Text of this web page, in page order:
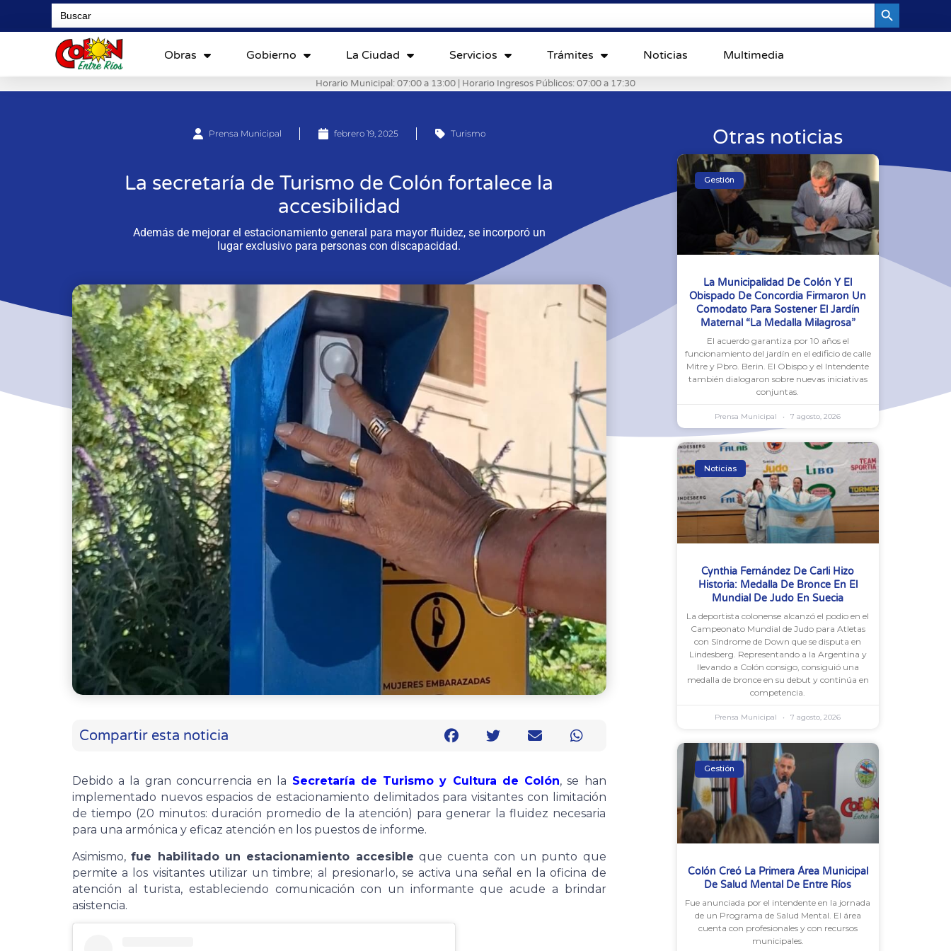
Search
for:
Obras Gobierno La Ciudad Servicios Trámites Noticias Multimedia
Horario Municipal: 07:00 a 13:00 | Horario Ingresos Públicos: 07:00 a 17:30
Prensa Municipal febrero 19, 2025 Turismo
La secretaría de Turismo de Colón fortalece la
accesibilidad
Además de mejorar el estacionamiento general para mayor fluidez, se incorporó un
lugar exclusivo para personas con discapacidad.
Compartir esta noticia
Debido a la gran concurrencia en la Secretaría de Turismo y Cultura de Colón, se han
implementado nuevos espacios de estacionamiento delimitados para visitantes con limitación
de tiempo (20 minutos: duración promedio de la atención) para generar la fluidez necesaria
para una armónica y eficaz atención en los puestos de informe.
Asimismo,fue habilitado un estacionamiento accesible que cuenta con un punto que
permite a los visitantes utilizar un timbre; al presionarlo, se activa una señal en la oficina de
atención al turista, estableciendo comunicación con un informante que acude a brindar
asistencia.
Otras noticias
Gestión
La Municipalidad De Colón Y El
Obispado De Concordia Firmaron Un
Comodato Para Sostener El Jardín
Maternal “La Medalla Milagrosa”
El acuerdo garantiza por 10 años el
funcionamiento del jardín en el edificio de calle
Mitre y Pbro. Berin. El Obispo y el Intendente
también dialogaron sobre nuevas iniciativas
conjuntas.
Prensa Municipal 7 agosto, 2026
Noticias
Cynthia Fernández De Carli Hizo
Historia: Medalla De Bronce En El
Mundial De Judo En Suecia
La deportista colonense alcanzó el podio en el
Campeonato Mundial de Judo para Atletas
con Síndrome de Down que se disputa en
Lindesberg. Representando a la Argentina y
llevando a Colón consigo, consiguió una
medalla de bronce en su debut y continúa en
competencia.
Prensa Municipal 7 agosto, 2026
Gestión
Colón Creó La Primera Área Municipal
De Salud Mental De Entre Ríos
Fue anunciada por el intendente en la jornada
de un Programa de Salud Mental. El área
cuenta con profesionales y con recursos
municipales.